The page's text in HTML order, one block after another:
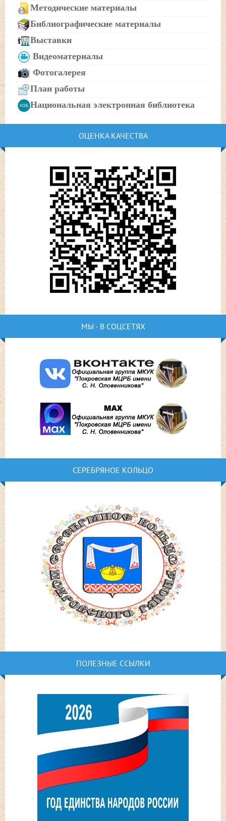
Методические материалы
Библиографические материалы
Выставки
Видеоматериалы
Фотогалерея
План работы
Национальная электронная библиотека
ОЦЕНКА КАЧЕСТВА
МЫ - В СОЦСЕТЯХ
СЕРЕБРЯНОЕ КОЛЬЦО
ПОЛЕЗНЫЕ ССЫЛКИ